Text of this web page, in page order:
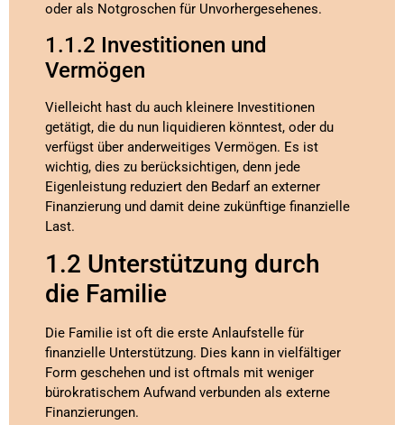
oder als Notgroschen für Unvorhergesehenes.
1.1.2 Investitionen und
Vermögen
Vielleicht hast du auch kleinere Investitionen
getätigt, die du nun liquidieren könntest, oder du
verfügst über anderweitiges Vermögen. Es ist
wichtig, dies zu berücksichtigen, denn jede
Eigenleistung reduziert den Bedarf an externer
Finanzierung und damit deine zukünftige finanzielle
Last.
1.2 Unterstützung durch
die Familie
Die Familie ist oft die erste Anlaufstelle für
finanzielle Unterstützung. Dies kann in vielfältiger
Form geschehen und ist oftmals mit weniger
bürokratischem Aufwand verbunden als externe
Finanzierungen.